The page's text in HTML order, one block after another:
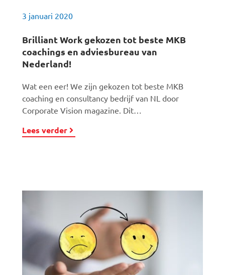
3 januari 2020
Brilliant Work gekozen tot beste MKB
coachings en adviesbureau van
Nederland!
Wat een eer! We zijn gekozen tot beste MKB
coaching en consultancy bedrijf van NL door
Corporate Vision magazine. Dit…
Lees verder